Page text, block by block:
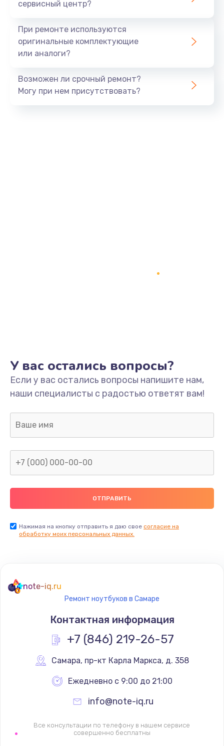
сервисный центр?
При ремонте используются
оригинальные комплектующие
или аналоги?
Возможен ли срочный ремонт?
Могу при нем присутствовать?
У вас остались вопросы?
Если у вас остались вопросы напишите нам,
наши специалисты с радостью ответят вам!
Нажимая на кнопку отправить я даю свое согласие на
обработку моих персональных данных.
note-iq.ru
Ремонт ноутбуков в Самаре
Контактная информация
+7 (846) 219-26-57
Самара, пр-кт Карла Маркса, д. 358
Ежедневно с 9:00 до 21:00
info@note-iq.ru
Все консультации по телефону в нашем сервисе
совершенно бесплатны